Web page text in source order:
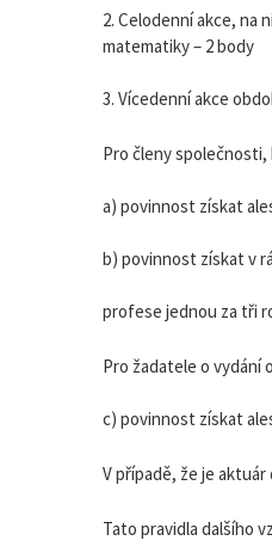
2. Celodenní akce, na
matematiky – 2 body
3. Vícedenní akce
Pro členy
a) povinnost získat
b) povinnost získat v
profese jednou za tři
Pro žadatele o vydání
c) povinnost získat
V případě, že je
Tato pravidla dalšího